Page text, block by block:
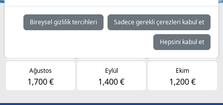
Müsaitlik durumuna göre günlük fiyatlar
Temmuz
1,700 €
Ağustos
1,700 €
Eylül
1,400 €
Ekim
1,200 €
Bireysel gizlilik tercihleri Sadece gerekli çerezleri kabul et
Hepsini kabul et